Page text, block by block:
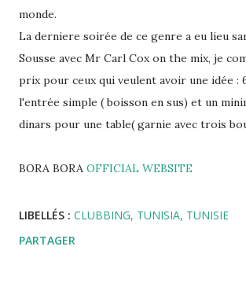
monde.
La derniere soirée de ce genre a eu lieu
Sousse avec Mr Carl Cox on the mix, je
prix pour ceux qui veulent avoir une idée :
l'entrée simple ( boisson en sus) et un
dinars pour une table( garnie avec trois
BORA BORA OFFICIAL WEBSITE
LIBELLÉS : CLUBBING TUNISIA TUNISIE
PARTAGER